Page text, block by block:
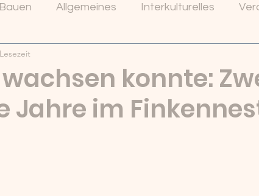
Bauen Allgemeines Interkulturelles
konnte:
Jahre im